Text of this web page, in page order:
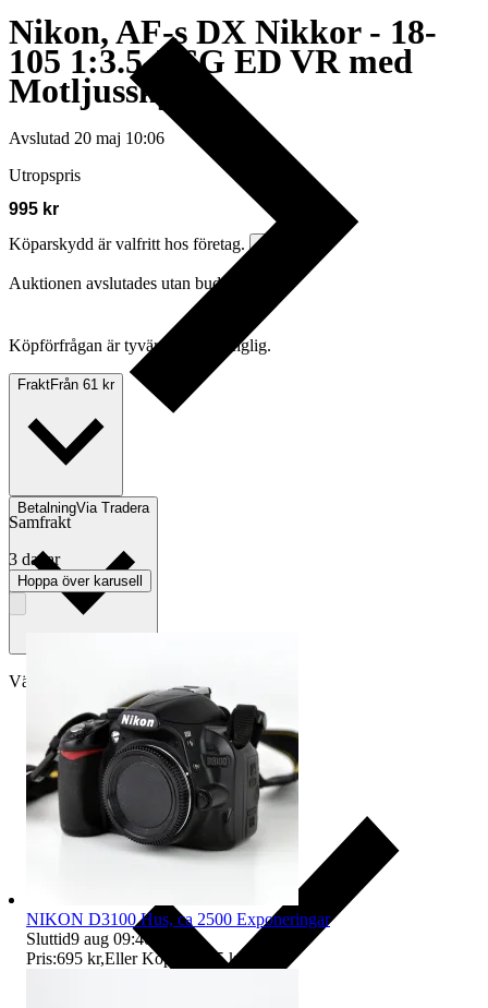
Nikon, AF-s DX Nikkor - 18-
105 1:3.5-5.6G ED VR med
Motljusskydd
Avslutad 20 maj 10:06
Utropspris
995 kr
Köparskydd är valfritt hos företag.
Läs mer
Auktionen avslutades utan bud
Köpförfrågan är tyvärr inte tillgänglig.
FraktFrån 61 kr
BetalningVia Tradera
Välj till köparskydd
Samfrakt
3 dagar
Hoppa över karusell
NIKON D3100 Hus, ca 2500 Exponeringar
Sluttid9 aug 09:40
Pris:695 kr,Eller Köp nu 795 kr